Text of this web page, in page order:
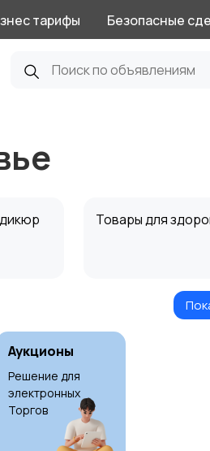
тарифы Безопасные
Товары для
Тату и татуаж
Аукционы
Решение для
электронных
Торгов